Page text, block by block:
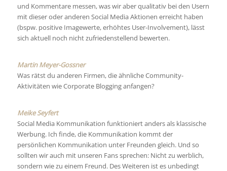
und Kommentare messen, was wir aber qualitativ bei den Usern
mit dieser oder anderen Social Media Aktionen erreicht haben
(bspw. positive Imagewerte, erhöhtes User-Involvement), lässt
sich aktuell noch nicht zufriedenstellend bewerten.
Martin Meyer-Gossner
Was rätst du anderen Firmen, die ähnliche Community-
Aktivitäten wie Corporate Blogging anfangen?
Meike Seyfert
Social Media Kommunikation funktioniert anders als klassische
Werbung. Ich finde, die Kommunikation kommt der
persönlichen Kommunikation unter Freunden gleich. Und so
sollten wir auch mit unseren Fans sprechen: Nicht zu werblich,
sondern wie zu einem Freund. Des Weiteren ist es unbedingt